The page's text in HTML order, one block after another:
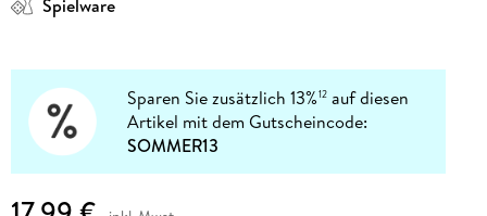
Spielware
Sparen Sie zusätzlich 13%12 auf diesen
Artikel mit dem Gutscheincode:
SOMMER13